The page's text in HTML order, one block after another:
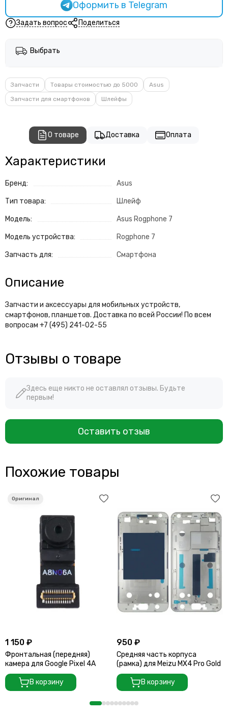
Оформить в Telegram
Задать вопрос Поделиться
Выбрать
Запчасти Товары стоимостью до 5000
Asus
Запчасти для смартфонов
Шлейфы
О товаре Доставка Оплата
Характеристики
Бренд: Asus
Тип товара: Шлейф
Модель: Asus Rogphone 7
Модель устройства: Rogphone 7
Запчасть для: Смартфона
Описание
Запчасти и аксессуары для мобильных устройств,
смартфонов, планшетов. Доставка по всей России! По всем
вопросам +7 (495) 241-02-55
Отзывы о товаре
Здесь еще никто не оставлял отзывы. Будьте
первым!
Оставить отзыв
Похожие товары
1 150 ₽
Фронтальная (передняя)
камера для Google Pixel 4A
В корзину
950 ₽
Средняя часть корпуса
(рамка) для Meizu MX4 Pro Gold
В корзину